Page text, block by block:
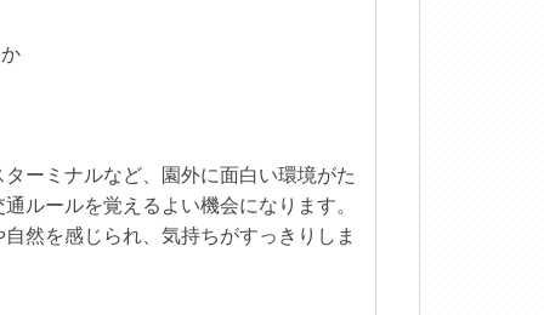
ーミナルなど、園外に面白い環境がた
ルールを覚えるよい機会になります。
然を感じられ、気持ちがすっきりしま